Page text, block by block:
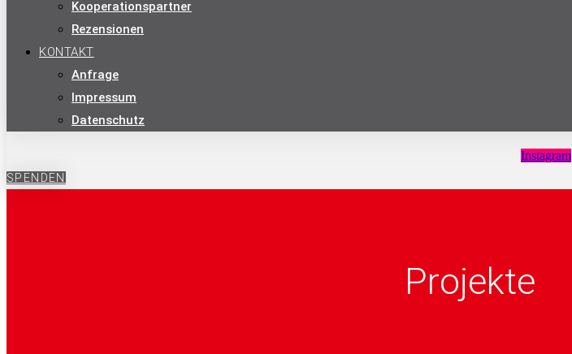
Kooperationspartner
Rezensionen
KONTAKT
Anfrage
Impressum
Datenschutz
Instagram
SPENDEN
Projekte